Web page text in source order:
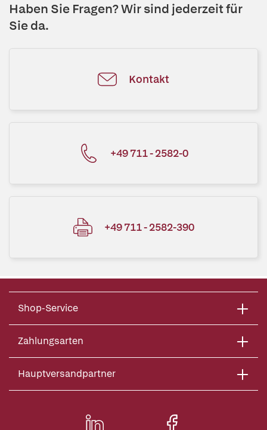
Haben Sie Fragen? Wir sind jederzeit für
Sie da.
Kontakt
+49 711 - 2582-0
+49 711 - 2582-390
Shop-Service
Zahlungsarten
Hauptversandpartner